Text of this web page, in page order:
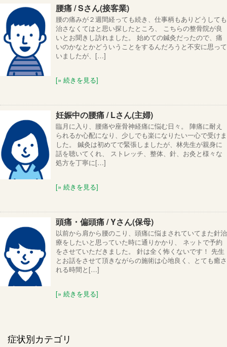
腰痛 / Sさん(接客業)
腰の痛みが２週間経っても続き、仕事柄もありどうしても
治さなくてはと思い探したところ、 こちらの整骨院が良
いとお聞きし訪れました。 始めての鍼灸だったので、痛
いのかなとかどういうことをするんだろうと不安に思って
いましたが、[…]
[» 続きを見る]
妊娠中の腰痛 / Lさん(主婦)
臨月に入り、腰痛や座骨神経痛に悩む日々。 陣痛に耐え
られるか心配になり、少しでも楽になりたい一心で受けま
した。 鍼灸は初めてで緊張しましたが、林先生が親身に
話を聴いてくれ、 ストレッチ、整体、針、お灸と様々な
処方を丁寧に[…]
[» 続きを見る]
頭痛・偏頭痛 / Yさん(保母)
以前から肩から腰のこり、頭痛に悩まされていてまた針治
療をしたいと思っていた時に通りかかり、 ネットで予約
をさせていただきました。 針は全く怖くないです！ 先生
とお話をさせて頂きながらの施術は心地良く、とても癒さ
れる時間と[…]
[» 続きを見る]
症状別カテゴリ